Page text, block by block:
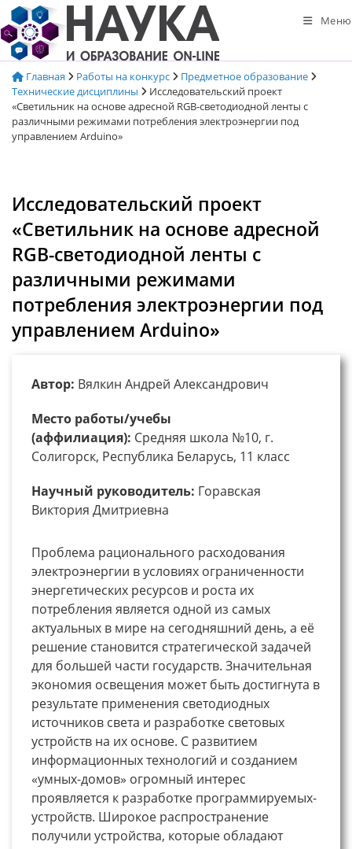
Перейти
к
содержимому
Меню
Главная Работы на конкурс
Предметное образование
Технические дисциплины
Исследовательский проект
«Светильник на основе адресной RGB-светодиодной ленты c
различными режимами потребления электроэнергии под
управлением Arduino»
Исследовательский проект
«Светильник на основе адресной
RGB-светодиодной ленты c
различными режимами
потребления электроэнергии под
управлением Arduino»
Автор: Вялкин Андрей Александрович
Место работы/учебы
(аффилиация): Средняя школа №10, г.
Солигорск, Республика Беларусь, 11 класс
Научный руководитель: Горавская
Виктория Дмитриевна
Проблема рационального расходования
электроэнергии в условиях ограниченности
энергетических ресурсов и роста их
потребления является одной из самых
актуальных в мире на сегодняшний день, а её
решение становится стратегической задачей
для большей части государств. Значительная
экономия освещения может быть достигнута в
результате применения светодиодных
источников света и разработке световых
устройств на их основе. С развитием
информационных технологий и созданием
«умных-домов» огромный интерес
проявляется к разработке программируемых-
устройств. Широкое распространение
получили устройства, которые обладают